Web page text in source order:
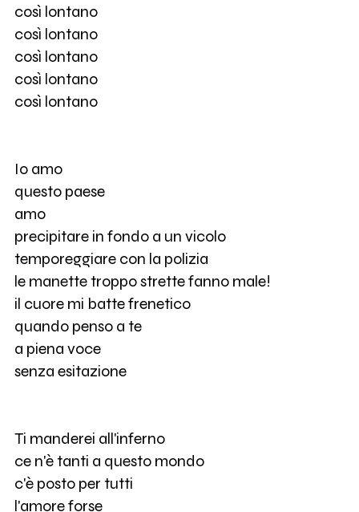
così lontano
così lontano
così lontano
così lontano
così lontano
Io amo
questo paese
amo
precipitare in fondo a un vicolo
temporeggiare con la polizia
le manette troppo strette fanno male!
il cuore mi batte frenetico
quando penso a te
a piena voce
senza esitazione
Ti manderei all'inferno
ce n'è tanti a questo mondo
c'è posto per tutti
l'amore forse